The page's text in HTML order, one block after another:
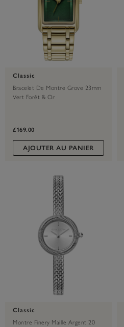
Classic
Bracelet De Montre Grove 23mm
Vert Forêt & Or
£169.00
AJOUTER AU PANIER
Classic
Montre Finery Maille Argent 20